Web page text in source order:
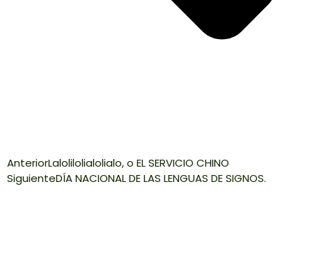
AnteriorLalolilolialolialo, o EL SERVICIO CHINO
SiguienteDÍA NACIONAL DE LAS LENGUAS DE SIGNOS.